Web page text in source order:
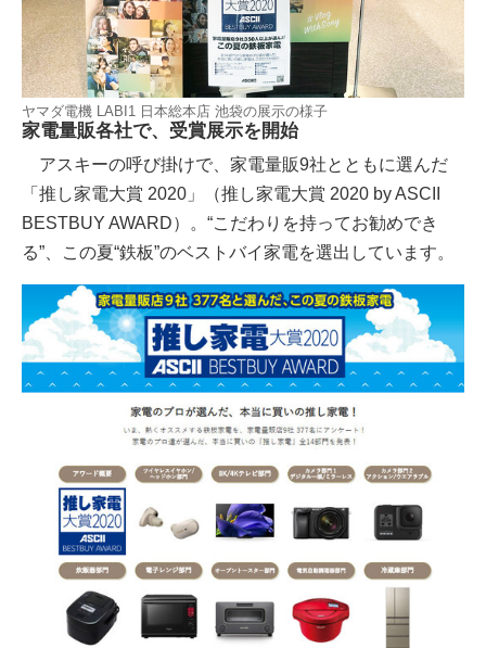
ヤマダ電機 LABI1 日本総本店 池袋の展示の様子
家電量販各社で、受賞展示を開始
アスキーの呼び掛けで、家電量販9社とともに選んだ
「推し家電大賞 2020」（推し家電大賞 2020 by ASCII
BESTBUY AWARD）。“こだわりを持ってお勧めでき
る”、この夏“鉄板”のベストバイ家電を選出しています。